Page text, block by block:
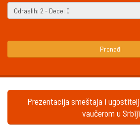
Pronađi
Prezentacija smeštaja i
vaučerom u Srbiji